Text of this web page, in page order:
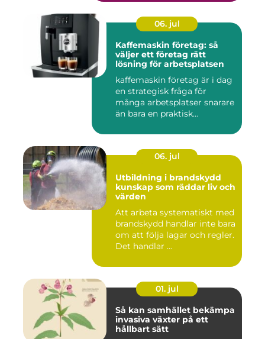
06. jul
Kaffemaskin företag: så
väljer ett företag rätt
lösning för arbetsplatsen
kaffemaskin företag är i dag
en strategisk fråga för
många arbetsplatser snarare
än bara en praktisk...
06. jul
Utbildning i brandskydd
kunskap som räddar liv och
värden
Att arbeta systematiskt med
brandskydd handlar inte bara
om att följa lagar och regler.
Det handlar ...
01. jul
Så kan samhället bekämpa
invasiva växter på ett
hållbart sätt